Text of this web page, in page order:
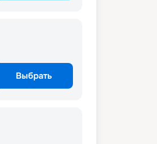
Выбрать